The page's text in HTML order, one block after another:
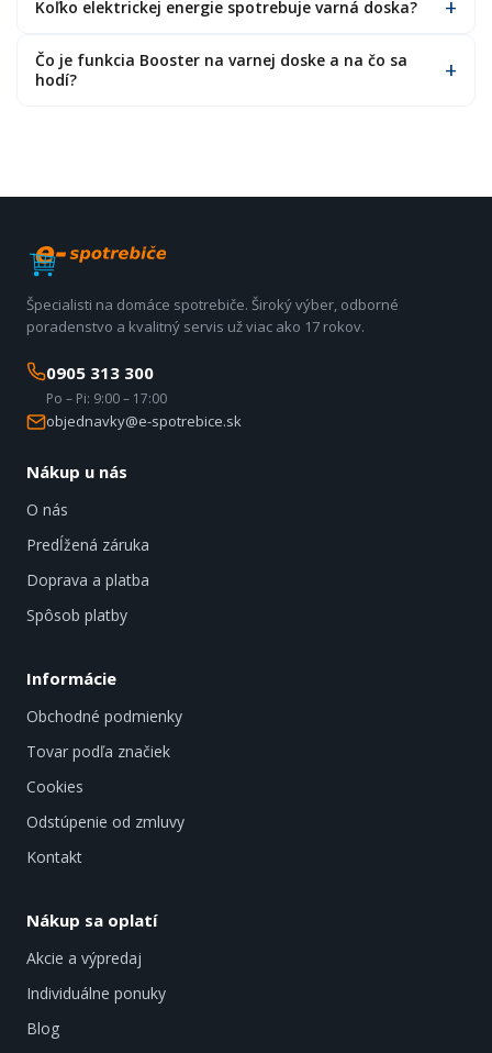
Koľko elektrickej energie spotrebuje varná doska?
Čo je funkcia Booster na varnej doske a na čo sa
hodí?
Špecialisti na domáce spotrebiče. Široký výber, odborné
poradenstvo a kvalitný servis už viac ako 17 rokov.
0905 313 300
Po – Pi: 9:00 – 17:00
objednavky@e-spotrebice.sk
Nákup u nás
O nás
Predĺžená záruka
Doprava a platba
Spôsob platby
Informácie
Obchodné podmienky
Tovar podľa značiek
Cookies
Odstúpenie od zmluvy
Kontakt
Nákup sa oplatí
Akcie a výpredaj
Individuálne ponuky
Blog